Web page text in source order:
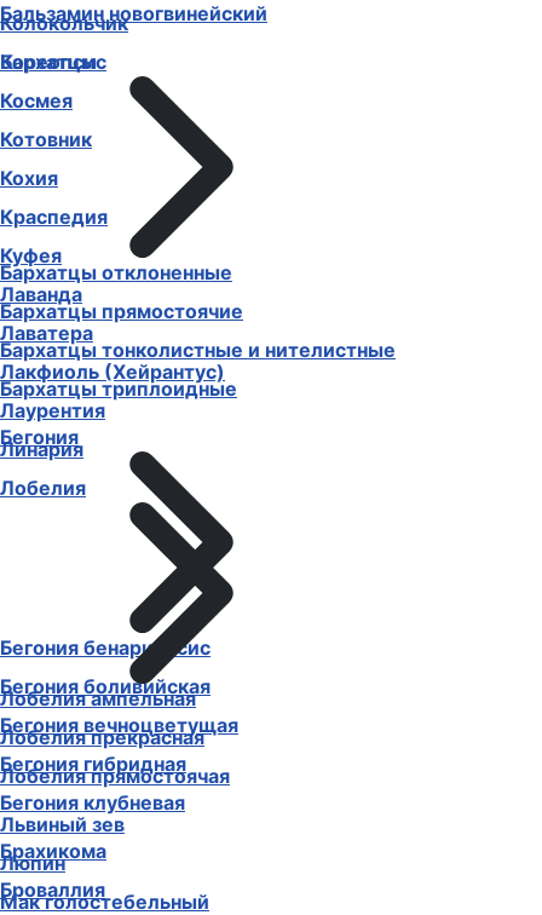
Бальзамин новогвинейский
Бархатцы
Бархатцы отклоненные
Бархатцы прямостоячие
Бархатцы тонколистные и нителистные
Бархатцы триплоидные
Бегония
Бегония бенариенсис
Бегония боливийская
Бегония вечноцветущая
Бегония гибридная
Бегония клубневая
Брахикома
Броваллия
Колокольчик
Кореопсис
Космея
Котовник
Кохия
Краспедия
Куфея
Лаванда
Лаватера
Лакфиоль (Хейрантус)
Лаурентия
Линария
Лобелия
Лобелия ампельная
Лобелия прекрасная
Лобелия прямостоячая
Львиный зев
Люпин
Мак голостебельный